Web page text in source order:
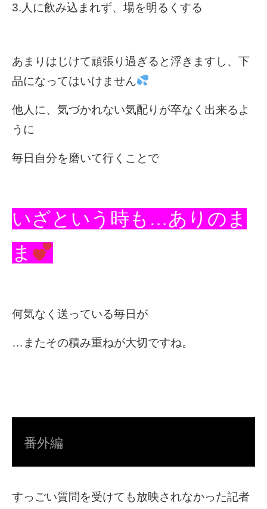
3.人に飲み込まれず、場を明るくする
あまりはじけて頑張り過ぎると浮きますし、下
品になってはいけません
他人に、気づかれない気配りが卒なく出来るよ
うに
毎日自分を磨いて行くことで
いざという時も…ありのま
ま
何気なく送っている毎日が
…またその積み重ねが大切ですね。
番外編
すっごい質問を受けても放映されなかった記者